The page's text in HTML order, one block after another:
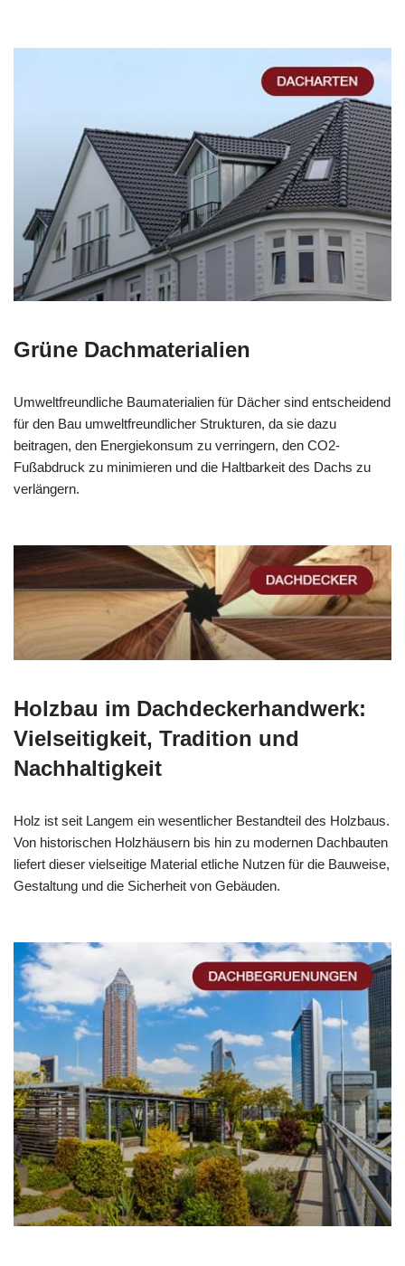
Grüne Dachmaterialien
Umweltfreundliche Baumaterialien für Dächer sind entscheidend
für den Bau umweltfreundlicher Strukturen, da sie dazu
beitragen, den Energiekonsum zu verringern, den CO2-
Fußabdruck zu minimieren und die Haltbarkeit des Dachs zu
verlängern.
Holzbau im Dachdeckerhandwerk:
Vielseitigkeit, Tradition und
Nachhaltigkeit
Holz ist seit Langem ein wesentlicher Bestandteil des Holzbaus.
Von historischen Holzhäusern bis hin zu modernen Dachbauten
liefert dieser vielseitige Material etliche Nutzen für die Bauweise,
Gestaltung und die Sicherheit von Gebäuden.